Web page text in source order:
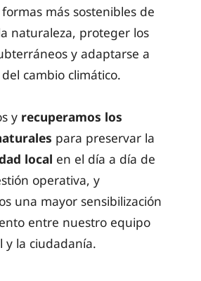
más sostenibles de
naturaleza, proteger los
y adaptarse a
cambio climático.
y recuperamos los
para preservar la
local en el día a día de
operativa, y
una mayor sensibilización
entre nuestro equipo
y la ciudadanía.